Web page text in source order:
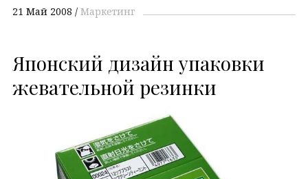
21 Май 2008 Маркетинг
Японский дизайн упаковки
жевательной резинки